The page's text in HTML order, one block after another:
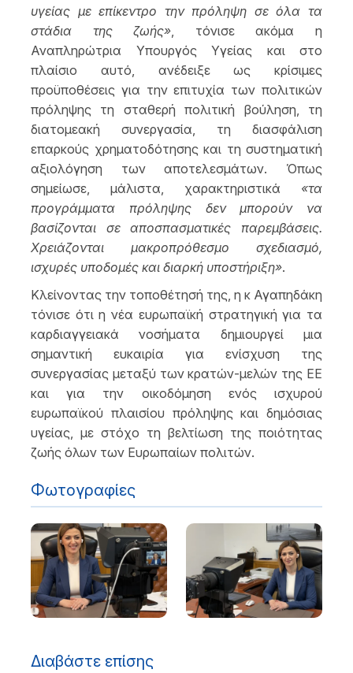
υγείας με επίκεντρο την πρόληψη σε όλα τα
στάδια της ζωής» , τόνισε ακόμα η
Αναπληρώτρια Υπουργός Υγείας και στο
πλαίσιο αυτό, ανέδειξε ως κρίσιμες
προϋποθέσεις για την επιτυχία των πολιτικών
πρόληψης τη σταθερή πολιτική βούληση, τη
διατομεακή συνεργασία, τη διασφάλιση
επαρκούς χρηματοδότησης και τη συστηματική
αξιολόγηση των αποτελεσμάτων. Όπως
σημείωσε, μάλιστα, χαρακτηριστικά «τα
προγράμματα πρόληψης δεν μπορούν να
βασίζονται σε αποσπασματικές παρεμβάσεις.
Χρειάζονται μακροπρόθεσμο σχεδιασμό,
ισχυρές υποδομές και διαρκή υποστήριξη».
Κλείνοντας την τοποθέτησή της, η κ Αγαπηδάκη
τόνισε ότι η νέα ευρωπαϊκή στρατηγική για τα
καρδιαγγειακά νοσήματα δημιουργεί μια
σημαντική ευκαιρία για ενίσχυση της
συνεργασίας μεταξύ των κρατών-μελών της ΕΕ
και για την οικοδόμηση ενός ισχυρού
ευρωπαϊκού πλαισίου πρόληψης και δημόσιας
υγείας, με στόχο τη βελτίωση της ποιότητας
ζωής όλων των Ευρωπαίων πολιτών.
Φωτογραφίες
Διαβάστε επίσης